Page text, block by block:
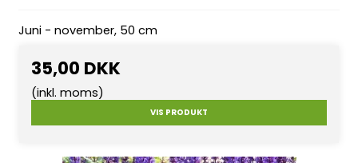
Juni - november, 50 cm
35,00 DKK
(inkl. moms)
VIS PRODUKT